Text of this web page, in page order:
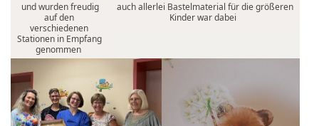
und wurden freudig
auf den
verschiedenen
Stationen in Empfang
genommen
auch allerlei Bastelmaterial für die größeren
Kinder war dabei